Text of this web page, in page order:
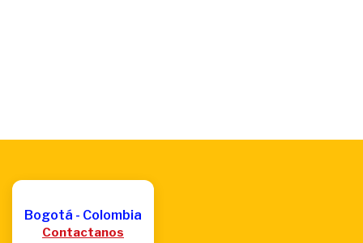
Bogotá - Colombia
Contactanos